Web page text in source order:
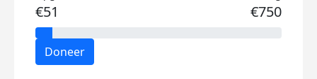
€51 €750
Doneer